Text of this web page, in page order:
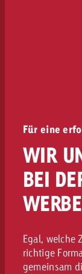
Für eine
WIR
BEI
Egal, welche
richtige
gemeinsam